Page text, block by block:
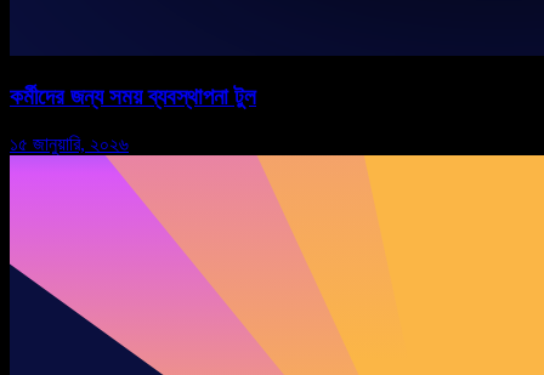
কর্মীদের জন্য সময় ব্যবস্থাপনা টুল
১৫ জানুয়ারি, ২০২৬